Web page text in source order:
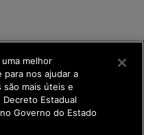
melhor
nos ajudar a
mais úteis e
Estadual
Governo do Estado